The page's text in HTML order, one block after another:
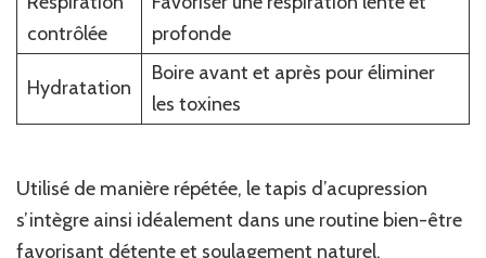
contrôlée
profonde
Hydratation
Boire avant et après pour éliminer
les toxines
Utilisé de manière répétée, le tapis d’acupression
s’intègre ainsi idéalement dans une routine bien-être
favorisant détente et soulagement naturel.